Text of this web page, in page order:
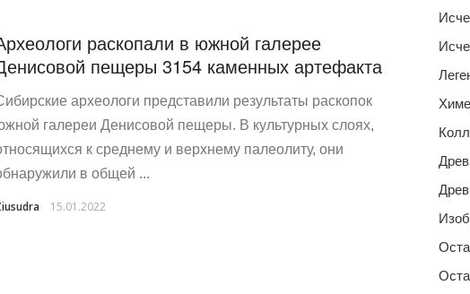
раскопали в южной галерее
пещеры 3154 каменных артефакта
археологи представили результаты раскопок
галереи Денисовой пещеры. В культурных слоях,
к среднему и верхнему палеолиту, они
в общей ...
15.01.2022